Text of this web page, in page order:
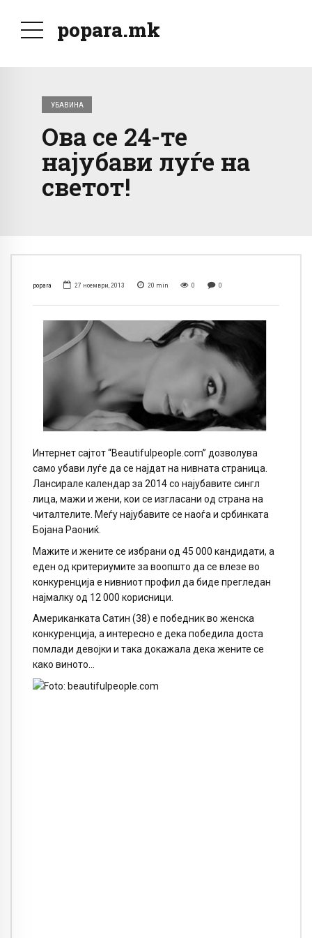
popara.mk
УБАВИНА
Ова се 24-те
најубави луѓе на
светот!
popara 27 ноември, 2013 20 min 0 0
Интернет сајтот “Beautifulpeople.com” дозволува
само убави луѓе да се најдат на нивната страница.
Лансирале календар за 2014 со најубавите сингл
лица, мажи и жени, кои се изгласани од страна на
читалтелите. Меѓу најубавите се наоѓа и србинката
Бојана Раониќ.
Мажите и жените се избрани од 45 000 кандидати, а
еден од критериумите за воопшто да се влезе во
конкуренција е нивниот профил да биде прегледан
најмалку од 12 000 корисници.
Американката Сатин (38) е победник во женска
конкуренција, а интересно е дека победила доста
помлади девојки и така докажала дека жените се
како виното…